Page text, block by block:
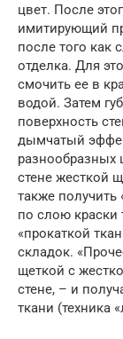
цвет. После
имитирующий
после того как
отделка. Для
смочить ее в
водой. Затем
поверхность
дымчатый
разнообразных
стене жесткой
также
по слою краски
«прокаткой
складок.
щеткой с
стене, – и
ткани (техника